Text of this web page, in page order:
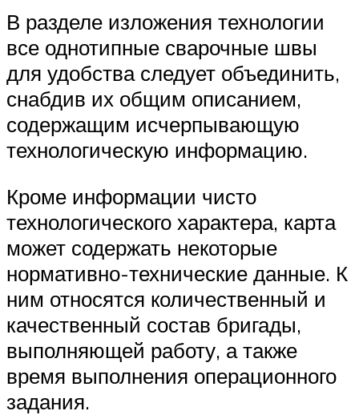
В разделе изложения технологии
все однотипные сварочные швы
для удобства следует объединить,
снабдив их общим описанием,
содержащим исчерпывающую
технологическую информацию.
Кроме информации чисто
технологического характера, карта
может содержать некоторые
нормативно-технические данные. К
ним относятся количественный и
качественный состав бригады,
выполняющей работу, а также
время выполнения операционного
задания.